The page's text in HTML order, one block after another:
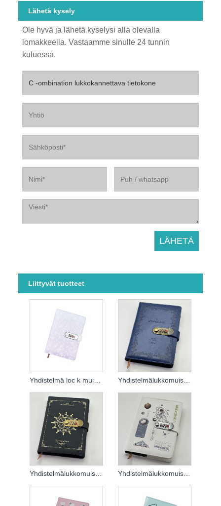
Lähetä kysely
Ole hyvä ja lähetä kyselysi alla olevalla
lomakkeella. Vastaamme sinulle 24 tunnin
kuluessa.
Liittyvät tuotteet
Yhdistelmä loc k muistiinpanokirja Yhdistelmälukkomuistikirja
Yhdistelmälukkomuistikirja Yhdistelmälukkomuistikirja